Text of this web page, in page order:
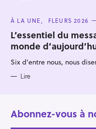
C
T
E
G
O
R
I
S
À LA UNE FLEURS 2026
L’essentiel du
monde
Six d'entre nous, nous
Lire
Abonnez-vous à